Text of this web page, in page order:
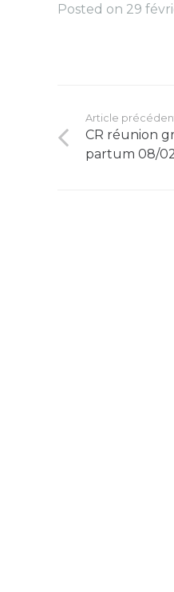
Posted on 29
Article
CR réunion
partum 08/